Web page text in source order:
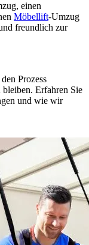
einen
Möbellift-Umzug
freundlich zur
Prozess
Erfahren Sie
und wie wir